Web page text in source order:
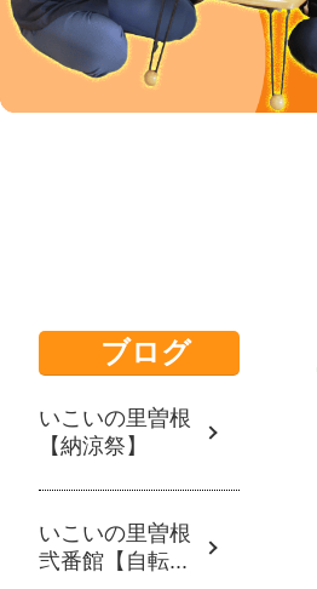
ブログ
いこいの里曽根
【納涼祭】
いこいの里曽根
弐番館【自転...